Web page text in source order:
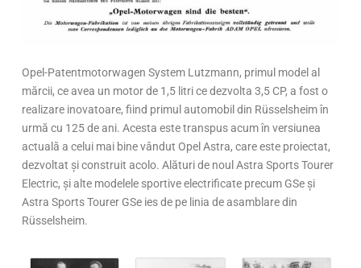
Opel-Patentmotorwagen System Lutzmann, primul model al
mărcii, ce avea un motor de 1,5 litri ce dezvolta 3,5 CP, a fost o
realizare inovatoare, fiind primul automobil din Rüsselsheim în
urmă cu 125 de ani. Acesta este transpus acum în versiunea
actuală a celui mai bine vândut Opel Astra, care este proiectat,
dezvoltat și construit acolo. Alături de noul Astra Sports Tourer
Electric, și alte modelele sportive electrificate precum GSe și
Astra Sports Tourer GSe ies de pe linia de asamblare din
Rüsselsheim.